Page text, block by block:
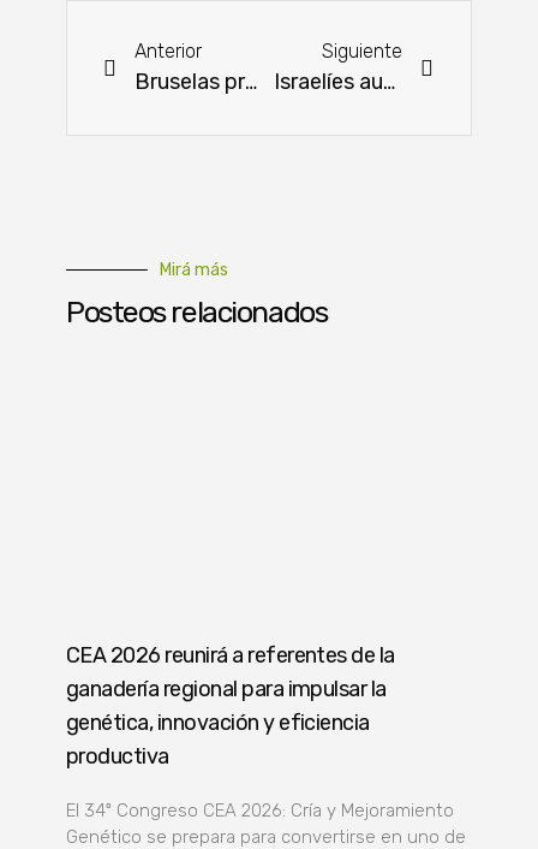
Anterior
Bruselas propone elevar los aranceles a la importación de trigo ruso
Siguiente
Israelíes auditan frigoríficos
Mirá más
Posteos relacionados
CEA 2026 reunirá a referentes de la
ganadería regional para impulsar la
genética, innovación y eficiencia
productiva
El 34º Congreso CEA 2026: Cría y Mejoramiento
Genético se prepara para convertirse en uno de